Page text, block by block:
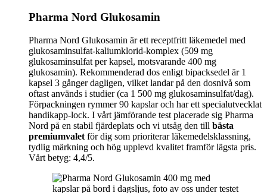
Pharma Nord Glukosamin
Pharma Nord Glukosamin är ett receptfritt läkemedel med
glukosaminsulfat-kaliumklorid-komplex (509 mg
glukosaminsulfat per kapsel, motsvarande 400 mg
glukosamin). Rekommenderad dos enligt bipacksedel är 1
kapsel 3 gånger dagligen, vilket landar på den dosnivå som
oftast används i studier (ca 1 500 mg glukosaminsulfat/dag).
Förpackningen rymmer 90 kapslar och har ett specialutvecklat
handikapp-lock. I vårt jämförande test placerade sig Pharma
Nord på en stabil fjärdeplats och vi utsåg den till bästa
premiumvalet för dig som prioriterar läkemedelsklassning,
tydlig märkning och hög upplevd kvalitet framför lägsta pris.
Vårt betyg: 4,4/5.